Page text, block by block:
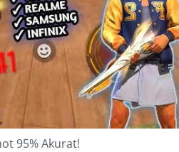
95% Akurat!